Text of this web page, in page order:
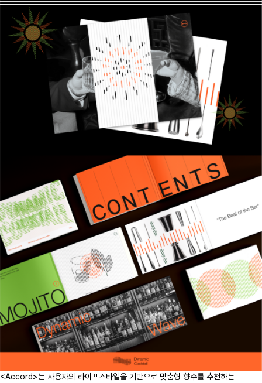
<Accord>는 사용자의 라이프스타일을 기반으로 맞춤형 향수를 추천하는